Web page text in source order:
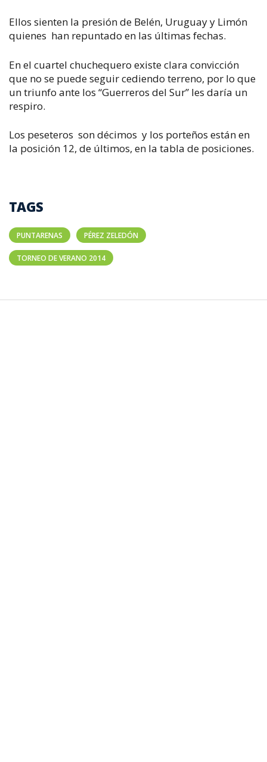
Ellos sienten la presión de Belén, Uruguay y Limón
quienes han repuntado en las últimas fechas.
En el cuartel chuchequero existe clara convicción
que no se puede seguir cediendo terreno, por lo que
un triunfo ante los “Guerreros del Sur” les daría un
respiro.
Los peseteros son décimos y los porteños están en
la posición 12, de últimos, en la tabla de posiciones.
TAGS
PUNTARENAS PÉREZ ZELEDÓN
TORNEO DE VERANO 2014